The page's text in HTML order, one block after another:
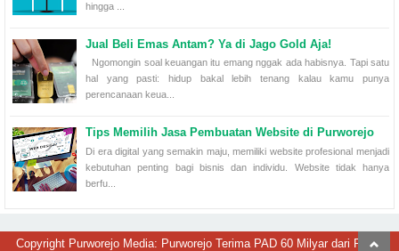
hingga ...
Jual Beli Emas Antam? Ya di Jago Gold Aja!
Ngomongin soal keuangan itu emang nggak ada habisnya. Tapi satu
hal yang pasti: hidup bakal lebih tenang kalau kamu punya
perencanaan keua...
Tips Memilih Jasa Pembuatan Website di Purworejo
Di era digital yang semakin maju, memiliki website profesional menjadi
kebutuhan penting bagi bisnis dan individu. Website tidak hanya
berfu...
Copyright Purworejo Media: Purworejo Terima PAD 60 Milyar dari Pajak